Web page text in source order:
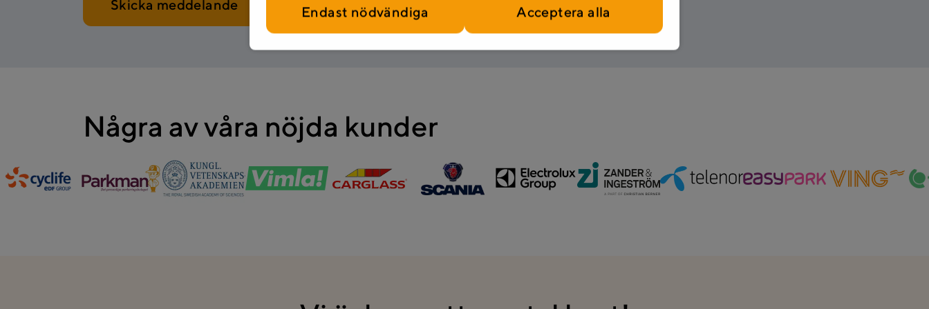
Några av våra nöjda kunder
Endast nödvändiga Acceptera alla